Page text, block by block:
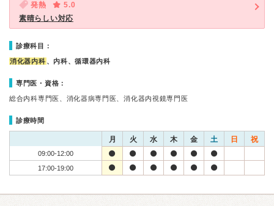
発熱
5.0
素晴らしい対応
診療科目：
消化器内科 、内科、循環器内科
専門医・資格：
総合内科専門医、消化器病専門医、消化器内視鏡専門医
診療時間
月 火 水 木 金 土 日 祝
09:00-12:00
17:00-19:00